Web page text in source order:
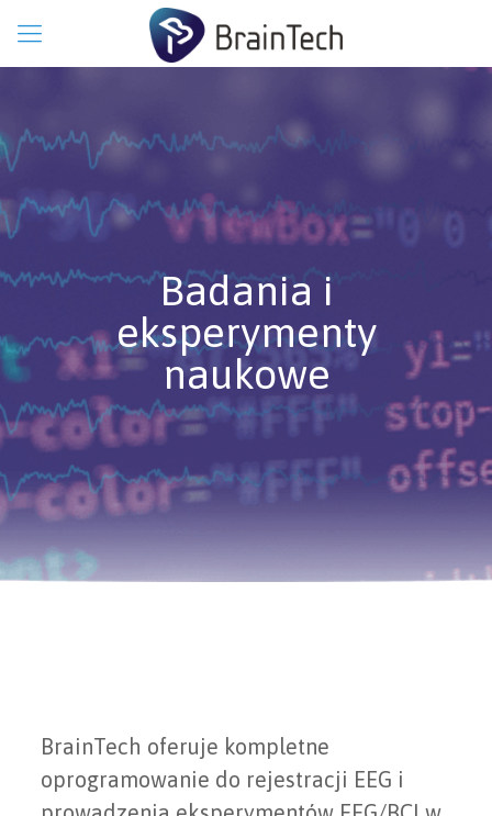
Badania i
eksperymenty
naukowe
BrainTech oferuje kompletne
oprogramowanie do rejestracji EEG i